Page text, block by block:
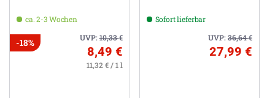
ca. 2-3 Wochen
UVP:10,33€
-18%
8,49 €
11,32 € / 1 l
Sofort lieferbar
UVP:36,64€
27,99 €